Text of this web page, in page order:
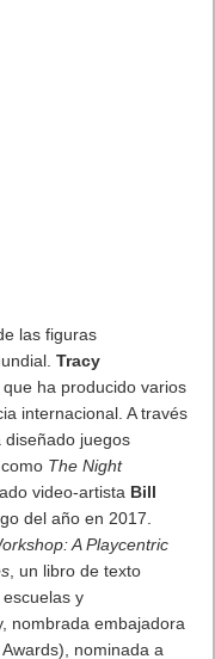
of War E-Day Open
mucho más